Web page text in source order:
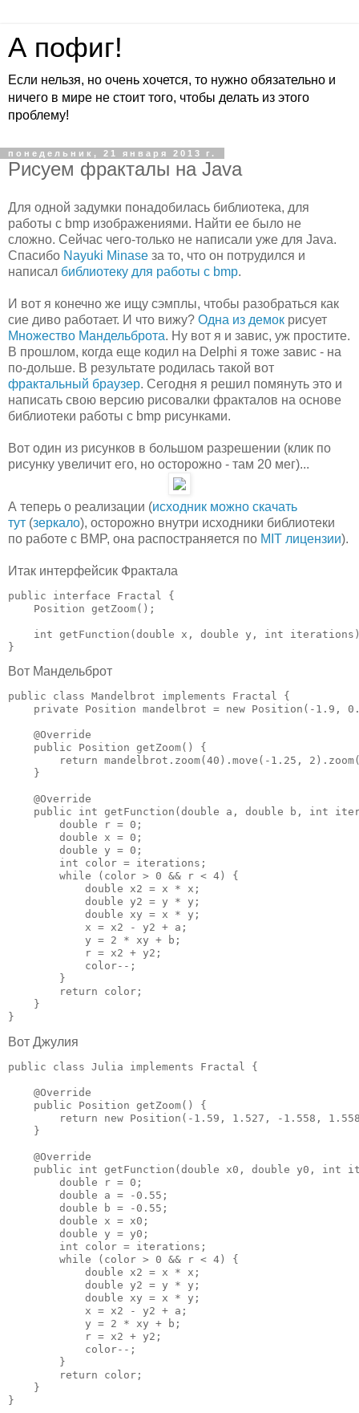
А пофиг!
Если нельзя, но очень хочется, то нужно обязательно и
ничего в мире не стоит того, чтобы делать из этого
проблему!
понедельник, 21 января 2013 г.
Рисуем фракталы на Java
Для одной задумки понадобилась библиотека, для
работы с bmp изображениями. Найти ее было не
сложно. Сейчас чего-только не написали уже для Java.
Спасибо Nayuki Minase за то, что он потрудился и
написал библиотеку для работы с bmp.
И вот я конечно же ищу сэмплы, чтобы разобраться как
сие диво работает. И что вижу? Одна из демок рисует
Множество Мандельброта. Ну вот я и завис, уж простите.
В прошлом, когда еще кодил на Delphi я тоже завис - на
по-дольше. В результате родилась такой вот
фрактальный браузер. Сегодня я решил помянуть это и
написать свою версию рисовалки фракталов на основе
библиотеки работы с bmp рисунками.
Вот один из рисунков в большом разрешении (клик по
рисунку увеличит его, но осторожно - там 20 мег)...
А теперь о реализации (исходник можно скачать
тут (зеркало), осторожно внутри исходники библиотеки
по работе с BMP, она распостраняется по MIT лицензии).
Итак интерфейсик Фрактала
public interface Fractal {
    Position getZoom();
int getFunction(double x, double y, int
}
Вот Мандельброт
public class Mandelbrot implements Fractal {
private Position mandelbrot = new Position(-1.9,
    @Override
    public Position getZoom() {
return mandelbrot.zoom(40).move(-1.25,
    }
    @Override
public int getFunction(double a, double b, int
        double r = 0;
        double x = 0;
        double y = 0;
        int color = iterations;
        while (color > 0 && r < 4) {
            double x2 = x * x;
            double y2 = y * y;
            double xy = x * y;
            x = x2 - y2 + a;
            y = 2 * xy + b;
            r = x2 + y2;
            color--;
        }
        return color;
    }
}
Вот Джулия
public class Julia implements Fractal {
    @Override
    public Position getZoom() {
return new Position(-1.59, 1.527, -1.558,
    }
    @Override
public int getFunction(double x0, double y0, int
        double r = 0;
        double a = -0.55;
        double b = -0.55;
        double x = x0;
        double y = y0;
        int color = iterations;
        while (color > 0 && r < 4) {
            double x2 = x * x;
            double y2 = y * y;
            double xy = x * y;
            x = x2 - y2 + a;
            y = 2 * xy + b;
            r = x2 + y2;
            color--;
        }
        return color;
    }
}